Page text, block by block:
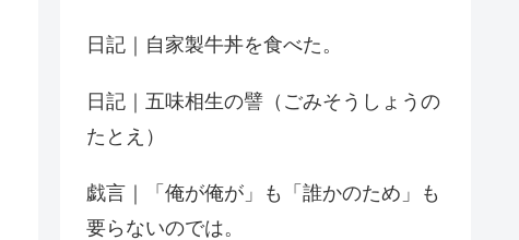
日記｜自家製牛丼を食べた。
日記｜五味相生の譬（ごみそうしょうの
たとえ）
戯言｜「俺が俺が」も「誰かのため」も
要らないのでは。